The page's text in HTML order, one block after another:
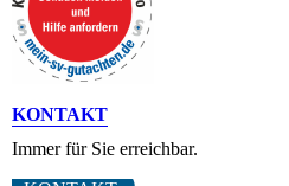
KONTAKT
Immer für Sie erreichbar.